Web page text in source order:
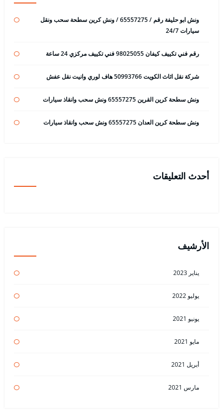
ونش ابو حليفة رقم / 65557275 / ونش كرين سطحة سحب ونقل
سيارات 24/7
رقم فني تكييف كيفان 98025055 فني تكييف مركزي 24 ساعة
شركة نقل اثاث الكويت 50993766 هاف لوري وانيت نقل عفش
ونش سطحة كرين القرين 65557275 ونش سحب وانقاذ سيارات
ونش سطحة كرين العدان 65557275 ونش سحب وانقاذ سيارات
أحدث التعليقات
الأرشيف
يناير 2023
يوليو 2022
يونيو 2021
مايو 2021
أبريل 2021
مارس 2021